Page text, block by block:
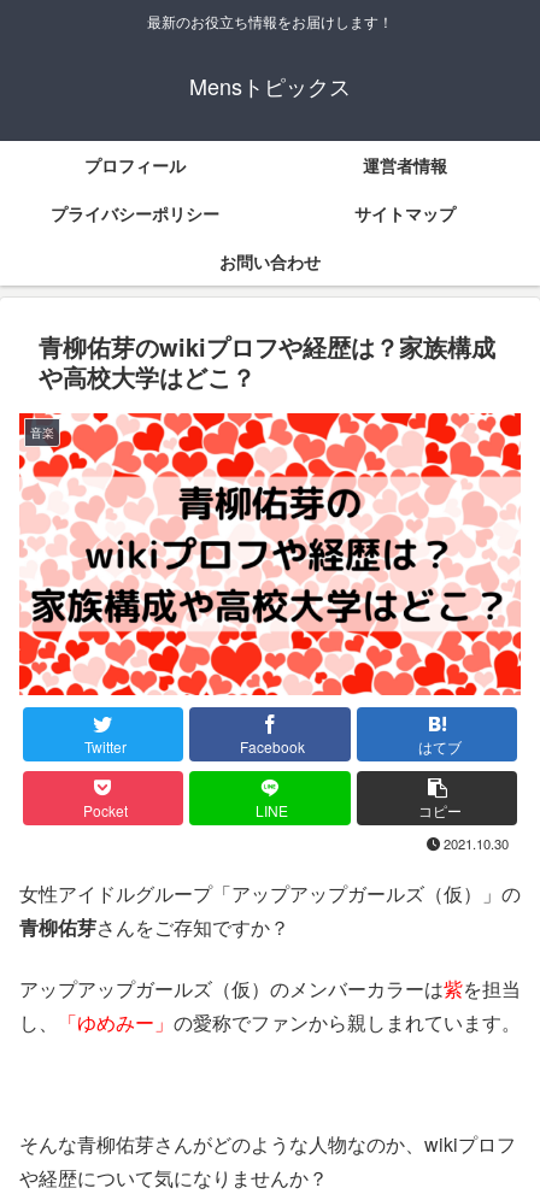
最新のお役立ち情報をお届けします！
Mensトピックス
プロフィール
運営者情報
プライバシーポリシー
サイトマップ
お問い合わせ
青柳佑芽のwikiプロフや経歴は？家族構成
や高校大学はどこ？
音楽
Twitter Facebook はてブ
Pocket LINE コピー
2021.10.30
女性アイドルグループ「アップアップガールズ（仮）」の
青柳佑芽さんをご存知ですか？
アップアップガールズ（仮）のメンバーカラーは紫を担当
し、
「ゆめみー」 の愛称でファンから親しまれています。
そんな青柳佑芽さんがどのような人物なのか、wikiプロフ
や経歴について気になりませんか？